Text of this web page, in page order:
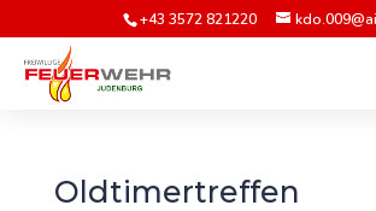
+43 3572 821220
Oldtimertreffen